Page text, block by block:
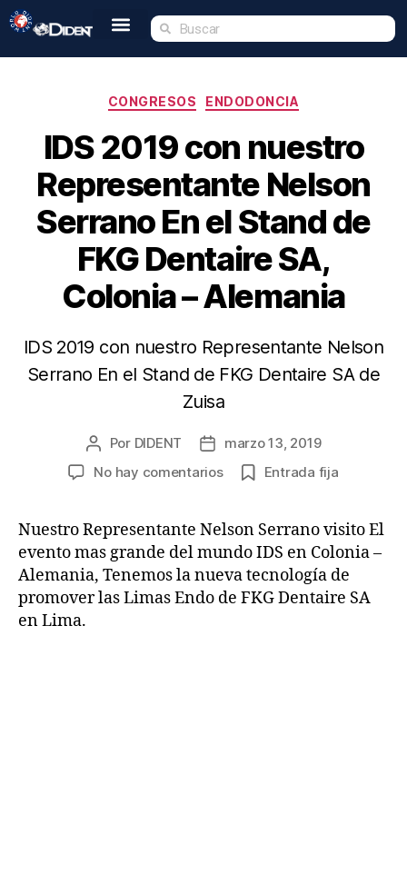
CONGRESOS ENDODONCIA
IDS 2019 con nuestro
Representante Nelson
Serrano En el Stand de
FKG Dentaire SA,
Colonia – Alemania
IDS 2019 con nuestro Representante Nelson
Serrano En el Stand de FKG Dentaire SA de
Zuisa
Por DIDENT
marzo 13, 2019
No hay comentarios
Entrada fija
Nuestro Representante Nelson Serrano visito El
evento mas grande del mundo IDS en Colonia –
Alemania, Tenemos la nueva tecnología de
promover las Limas Endo de FKG Dentaire SA
en Lima.